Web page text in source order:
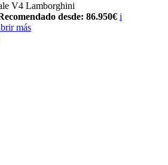
V4 Lamborghini
desde: 86.950€ i
más